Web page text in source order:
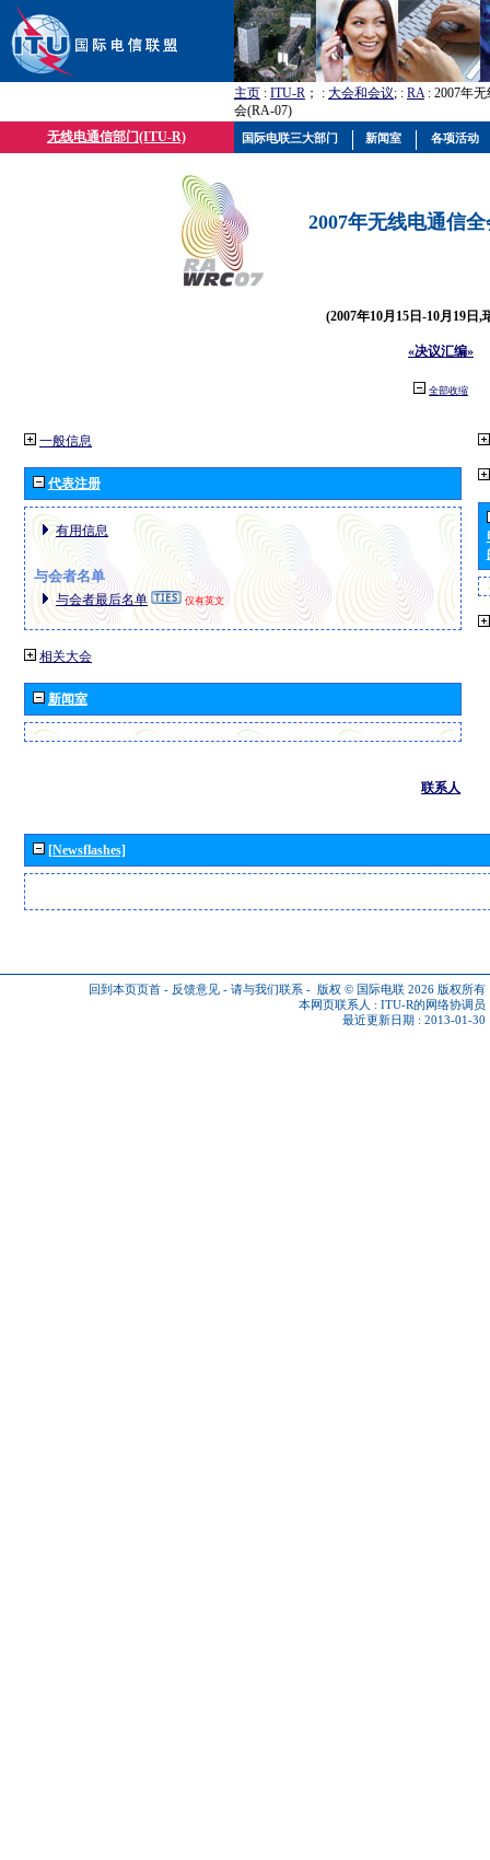
主页 : ITU-R ； : 大会和会议; : RA: 2007年
会(RA-07)
无线电通信部门(ITU-R)
2007年无线电通信
(2007年10月15日-10月19日,
«决议汇编»
全部收缩
一般信息
代表注册
有用信息
与会者名单
与会者最后名单 仅有英文
相关大会
新闻室
联系人
[Newsflashes]
回到本页页首 - 反馈意见 - 请与我们联系 - 版权 © 国际电联 2026 版权所有
本网页联系人 : ITU-R的网络协调员
最近更新日期 : 2013-01-30
国际电联三大部门 新闻室 各项活动